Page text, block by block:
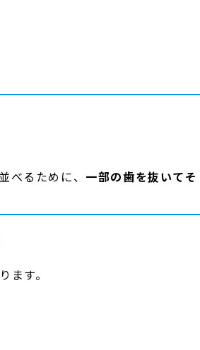
るために、 一部の歯を抜いてそ
す。